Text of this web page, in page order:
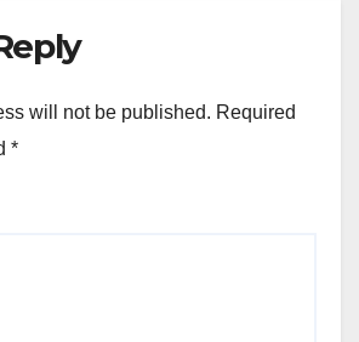
will not be published. Required
*